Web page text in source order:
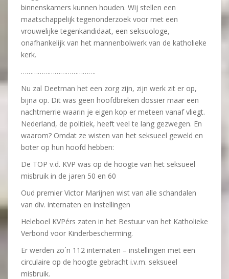
binnenskamers kunnen houden. Wij stellen een
maatschappelijk tegenonderzoek voor met een
vrouwelijke tegenkandidaat, een seksuologe,
onafhankelijk van het mannenbolwerk van de katholieke
kerk.
………………………………….
Nu zal Deetman het een zorg zijn, zijn werk zit er op,
bijna op. Dit was geen hoofdbreken dossier maar een
nachtmerrie waarin je eigen kop er meteen vanaf vliegt.
Nederland, de politiek, heeft veel te lang gezwegen. En
waarom? Omdat ze wisten van het seksueel geweld en
boter op hun hoofd hebben:
De TOP v.d. KVP was op de hoogte van het seksueel
misbruik in de jaren 50 en 60
Oud premier Victor Marijnen wist van alle schandalen
van div. internaten en instellingen
Heleboel KVPérs zaten in het Bestuur van het Katholieke
Verbond voor Kinderbescherming.
Er werden zo´n 112 internaten – instellingen met een
circulaire op de hoogte gebracht i.v.m. seksueel
misbruik.